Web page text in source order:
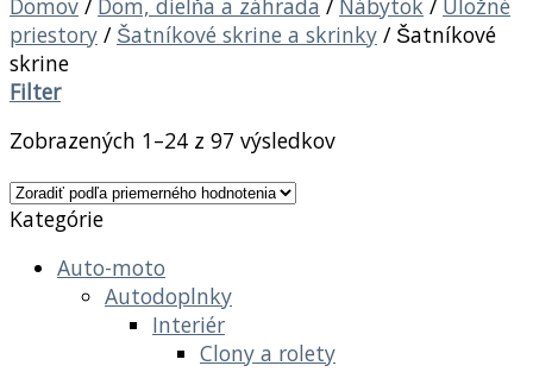
priestory / Šatníkové skrine a skrinky /Šatníkové
skrine
Filter
Zobrazených 1–24 z 97 výsledkov
Kategórie
Auto-moto
Autodoplnky
Interiér
Clony a rolety